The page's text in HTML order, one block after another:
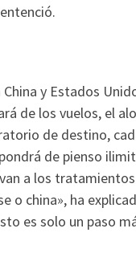
y Estados
de los vuelos, el
de destino,
de pienso
a los
o china», ha
es solo un paso